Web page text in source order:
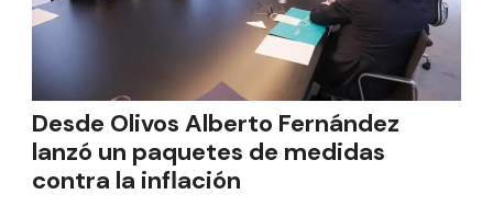
Desde Olivos Alberto Fernández
lanzó un paquetes de medidas
contra la inflación